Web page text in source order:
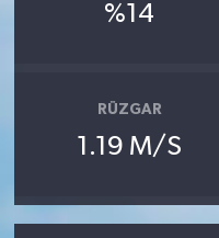
%14
RÜZGAR
1.19 M/S